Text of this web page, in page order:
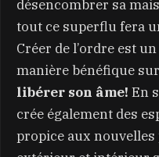
désencombrer sa
tout ce superflu fera
Créer de l’ordre est
manière bénéfique
libérer son âme! En
crée également des
propice aux nouvelles